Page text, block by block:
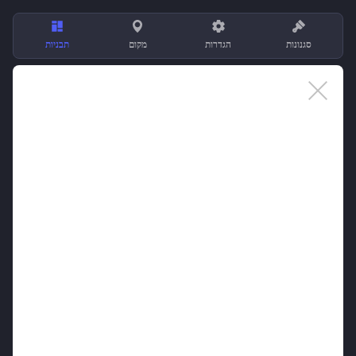
תבניות מקום הגדרות סגנונות